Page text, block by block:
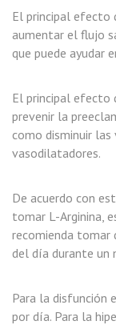
El principal efecto
aumentar el flujo
que puede ayudar
El principal efecto
prevenir la
como disminuir
vasodilatadores.
De acuerdo con
tomar L-Arginina,
recomienda tomar
del día durante un
Para la disfunción
por día. Para la